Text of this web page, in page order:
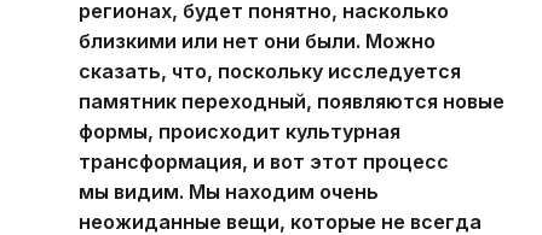
регионах, будет понятно, насколько
близкими или нет они были. Можно
сказать, что, поскольку исследуется
памятник переходный, появляются новые
формы, происходит культурная
трансформация, и вот этот процесс
мы видим. Мы находим очень
неожиданные вещи, которые не всегда